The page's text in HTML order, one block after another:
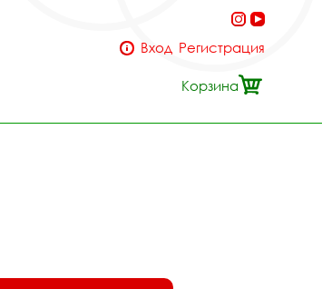
Вход Регистрация
Корзина